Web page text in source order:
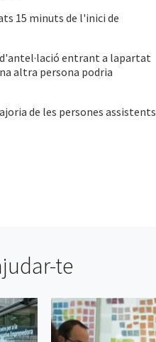
15 minuts de l'inici de
d'antel·lació entrant a lapartat
altra persona podria
de les persones assistents
te